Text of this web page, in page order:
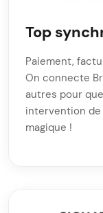
Top
Paiement,
On connecte
autres pour
intervention de
magique !